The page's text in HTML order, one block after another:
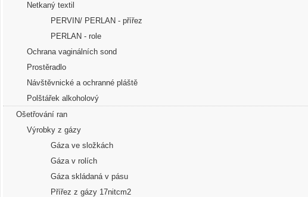
Netkaný textil
PERVIN/ PERLAN - přířez
PERLAN - role
Ochrana vaginálních sond
Prostěradlo
Návštěvnické a ochranné pláště
Polštářek alkoholový
Ošetřování ran
Výrobky z gázy
Gáza ve složkách
Gáza v rolích
Gáza skládaná v pásu
Přířez z gázy 17nitcm2